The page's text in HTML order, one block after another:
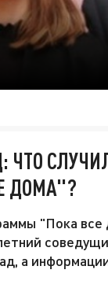
ЧТО
ДОМА"?
"Пока все
а